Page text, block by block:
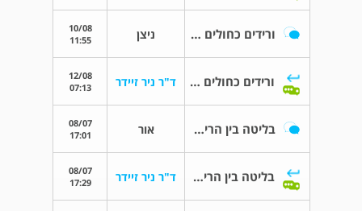
ורידים כחולים מתחת לעיניים ניצן
10/08
11:55
ורידים כחולים מתחת לעיניים ד"ר ניר זיידר
12/08
07:13
בליטה בין הריסים אור
08/07
17:01
בליטה בין הריסים ד"ר ניר זיידר
08/07
17:29